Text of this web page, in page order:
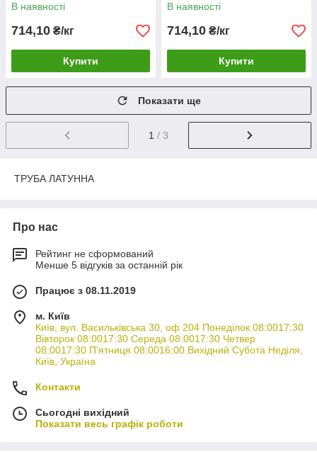
В наявності
714,10 ₴/кг
Купити
В наявності
714,10 ₴/кг
Купити
Показати ще
1 / 3
ТРУБА ЛАТУННА
Про нас
Рейтинг не сформований
Менше 5 відгуків за останній рік
Працює з 08.11.2019
м. Київ
Київ, вул. Васильківська 30, оф 204 Понеділок 08:0017:30
Вівторок 08:0017:30 Середа 08:0017:30 Четвер
08:0017:30 П'ятниця 08:0016:00 Вихідний Субота Неділя,
Київ, Україна
Контакти
Сьогодні вихідний
Показати весь графік роботи